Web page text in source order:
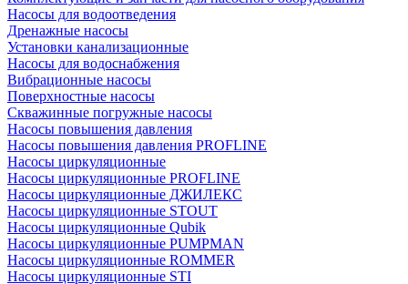
Насосы для водоотведения
Дренажные насосы
Установки канализационные
Насосы для водоснабжения
Вибрационные насосы
Поверхностные насосы
Скважинные погружные насосы
Насосы повышения давления
Насосы повышения давления PROFLINE
Насосы циркуляционные
Насосы циркуляционные PROFLINE
Насосы циркуляционные ДЖИЛЕКС
Насосы циркуляционные STOUT
Насосы циркуляционные Qubik
Насосы циркуляционные PUMPMAN
Насосы циркуляционные ROMMER
Насосы циркуляционные STI